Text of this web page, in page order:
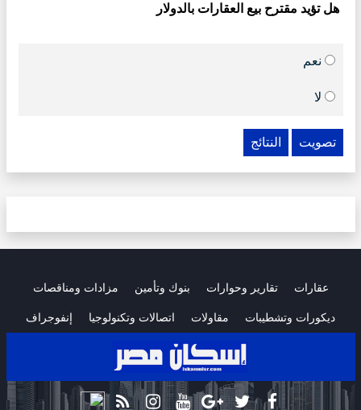
هل تؤيد مقترح بيع العقارات بالدولار
نعم
لا
تصويت النتائج
عقارات تقارير وحوارات بنوك وتأمين مزادات ومناقصات
ديكورات وتشطيبات مقاولات اتصالات وتكنولوجيا إنفوجراف